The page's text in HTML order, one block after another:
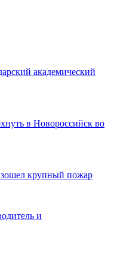
академический
в Новороссийск во
крупный пожар
и